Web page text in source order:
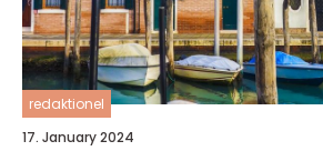
redaktionel
17. January 2024